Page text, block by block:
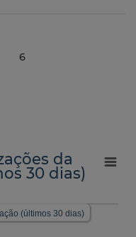
6
da
30 dias)
(últimos 30 dias)